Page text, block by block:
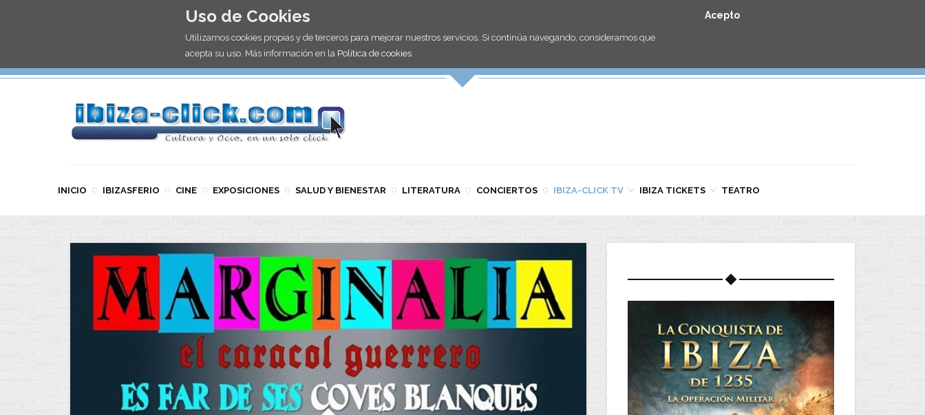
Uso de Cookies
Utilizamos cookies propias y de terceros para mejorar nuestros servicios. Si continúa navegando, consideramos que
acepta su uso. Más información en la Política de cookies
Acepto
INICIO IBIZASFERIO CINE EXPOSICIONES SALUD Y BIENESTAR LITERATURA CONCIERTOS IBIZA-CLICK TV IBIZA TICKETS TEATRO